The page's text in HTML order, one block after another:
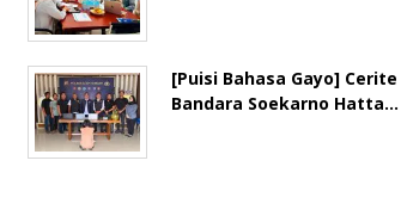
[Puisi Bahasa Gayo]
Bandara Soekarno Hatta…